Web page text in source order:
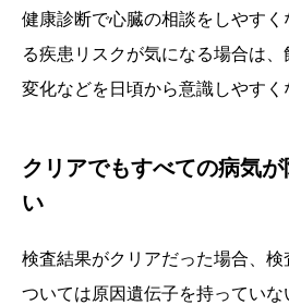
健康診断で心臓の相談をしやす
る疾患リスクが気になる場合は
変化などを日頃から意識しやすく
クリアでもすべての病気
い
検査結果がクリアだった場合、
ついては原因遺伝子を持っていな